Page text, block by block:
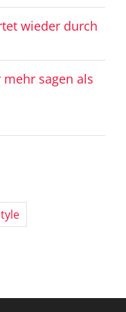
wieder durch
sagen als